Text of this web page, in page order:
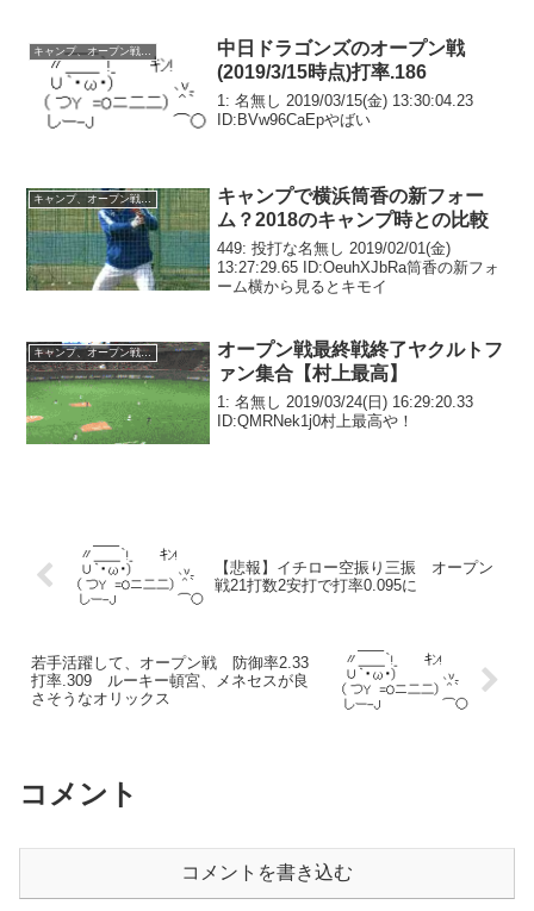
キャンプ、オープン戦関連
中日ドラゴンズのオープン戦
(2019/3/15時点)打率.186
1: 名無し 2019/03/15(金) 13:30:04.23
ID:BVw96CaEpやばい
キャンプで横浜筒香の新フォー
ム？2018のキャンプ時との比較
449: 投打な名無し 2019/02/01(金)
13:27:29.65 ID:OeuhXJbRa筒香の新フォ
ーム横から見るとキモイ
キャンプ、オープン戦関連
オープン戦最終戦終了ヤクルトフ
ァン集合【村上最高】
1: 名無し 2019/03/24(日) 16:29:20.33
ID:QMRNek1j0村上最高や！
【悲報】イチロー空振り三振 オープン
戦21打数2安打で打率0.095に
若手活躍して、オープン戦 防御率2.33
打率.309 ルーキー頓宮、メネセスが良
さそうなオリックス
コメント
コメントを書き込む